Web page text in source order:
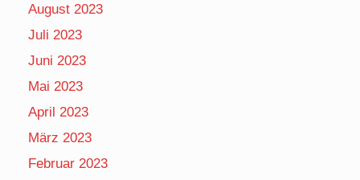
August 2023
Juli 2023
Juni 2023
Mai 2023
April 2023
März 2023
Februar 2023